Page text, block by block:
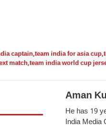
captain,team india for asia cup,
match,team india world cup
Aman
He has 19
India Media